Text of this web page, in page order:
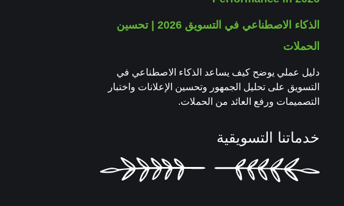
الذكاء الاصطناعي في التسويق 2026 | تحسين
الحملات
دليل عملي يوضح كيف يساعد الذكاء الاصطناعي في
التسويق على تحليل الجمهور وتحسين الإعلانات واختبار
التصميمات ورفع العائد من الحملات.
خدماتنا التسويقية